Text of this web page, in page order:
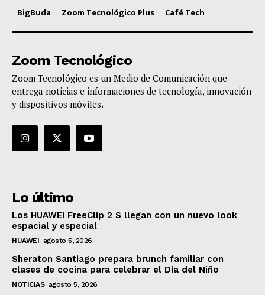
BigBuda Zoom Tecnológico Plus Café Tech
Zoom Tecnológico
Zoom Tecnológico es un Medio de Comunicación que
entrega noticias e informaciones de tecnología, innovación
y dispositivos móviles.
Lo último
Los HUAWEI FreeClip 2 S llegan con un nuevo look
espacial y especial
HUAWEI agosto 5, 2026
Sheraton Santiago prepara brunch familiar con
clases de cocina para celebrar el Día del Niño
NOTICIAS agosto 5, 2026